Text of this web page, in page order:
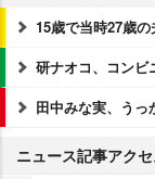
15歳で当時27歳
研ナオコ、コンビ
田中みな実、うっ
ニュース記事アク